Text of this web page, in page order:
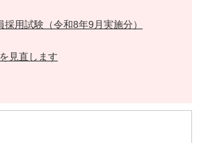
用試験（令和8年9月実施分）
見直します